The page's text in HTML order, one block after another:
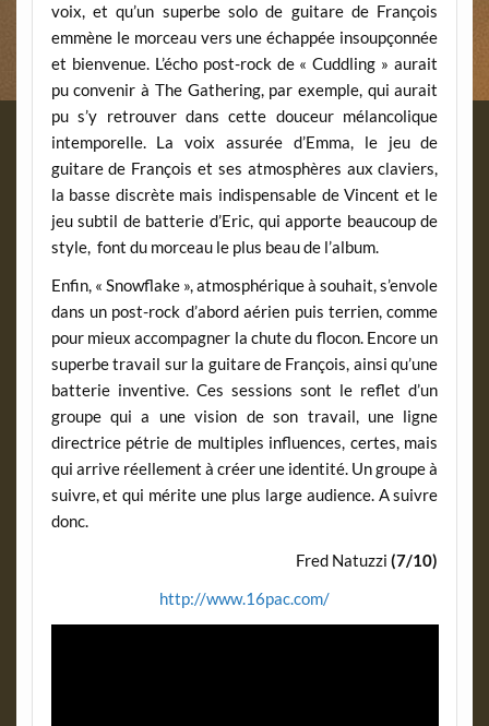
voix, et qu’un superbe solo de guitare de François
emmène le morceau vers une échappée insoupçonnée
et bienvenue. L’écho post-rock de « Cuddling » aurait
pu convenir à The Gathering, par exemple, qui aurait
pu s’y retrouver dans cette douceur mélancolique
intemporelle. La voix assurée d’Emma, le jeu de
guitare de François et ses atmosphères aux claviers,
la basse discrète mais indispensable de Vincent et le
jeu subtil de batterie d’Eric, qui apporte beaucoup de
style, font du morceau le plus beau de l’album.
Enfin, « Snowflake », atmosphérique à souhait, s’envole
dans un post-rock d’abord aérien puis terrien, comme
pour mieux accompagner la chute du flocon. Encore un
superbe travail sur la guitare de François, ainsi qu’une
batterie inventive. Ces sessions sont le reflet d’un
groupe qui a une vision de son travail, une ligne
directrice pétrie de multiples influences, certes, mais
qui arrive réellement à créer une identité. Un groupe à
suivre, et qui mérite une plus large audience. A suivre
donc.
Fred Natuzzi(7/10)
http://www.16pac.com/